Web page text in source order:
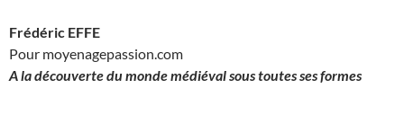
Frédéric EFFE
Pour moyenagepassion.com
A la découverte du monde médiéval sous toutes ses formes